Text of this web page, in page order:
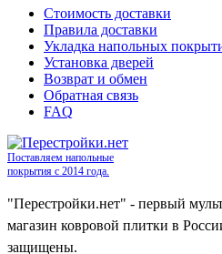
Стоимость доставки
Правила доставки
Укладка напольных
Установка дверей
Возврат и обмен
Обратная связь
FAQ
Поставляем напольные
покрытия с 2014 года.
"Перестройки.нет" - первый
магазин ковровой плитки в
защищены.